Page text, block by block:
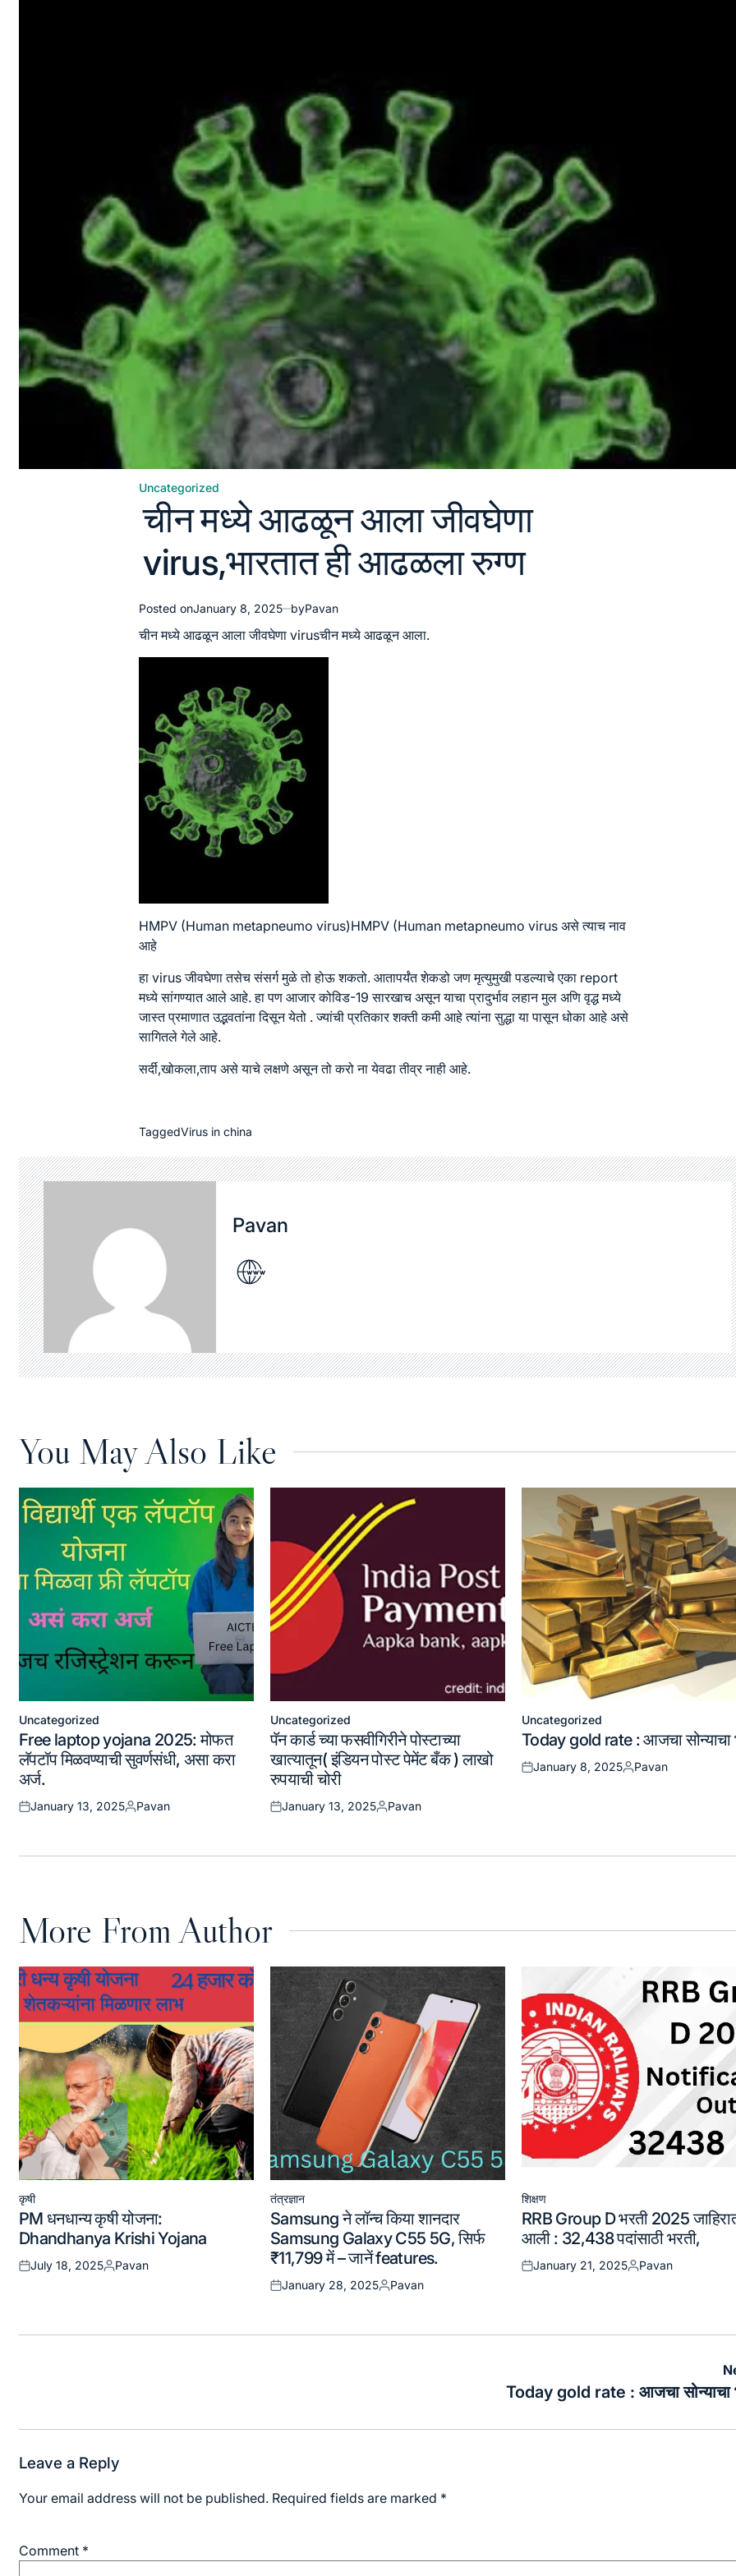
Posted
in
Uncategorized
चीन मध्ये आढळून आला जीवघेणा
virus,भारतात ही आढळला रुग्ण
Posted onJanuary 8, 2025 byPavan
चीन मध्ये आढळून आला जीवघेणा virusचीन मध्ये आढळून आला.
HMPV (Human metapneumo virus)HMPV (Human metapneumo virus असे त्याच नाव
आहे
हा virus जीवघेणा तसेच संसर्ग मुळे तो होऊ शकतो. आतापर्यंत शेकडो जण मृत्युमुखी पडल्याचे एका report
मध्ये सांगण्यात आले आहे. हा पण आजार कोविड-19 सारखाच असून याचा प्रादुर्भाव लहान मुल अणि वृद्ध मध्ये
जास्त प्रमाणात उद्भवतांना दिसून येतो . ज्यांची प्रतिकार शक्ती कमी आहे त्यांना सुद्धा या पासून धोका आहे असे
सागितले गेले आहे.
सर्दी,खोकला,ताप असे याचे लक्षणे असून तो करो ना येवढा तीव्र नाही आहे.
TaggedVirus in china
Pavan
You May Also Like
Posted
in
Uncategorized
Free laptop yojana 2025: मोफत
लॅपटॉप मिळवण्याची सुवर्णसंधी, असा करा
अर्ज.
Posted
January 13, 2025
Posted
Pavan
Posted
in
Uncategorized
पॅन कार्ड च्या फसवीगिरीने पोस्टाच्या
खात्यातून( इंडियन पोस्ट पेमेंट बँक ) लाखो
रुपयाची चोरी
Posted
January 13, 2025
Posted
Pavan
Posted
in
Uncategorized
Today gold rate : आजचा सोन्याचा
Posted
January 8, 2025
Posted
Pavan
More From Author
Posted
in
कृषी
PM धनधान्य कृषी योजना:
Dhandhanya Krishi Yojana
Posted
July 18, 2025
Posted
Pavan
Posted
in
तंत्रज्ञान
Samsung ने लॉन्च किया शानदार
Samsung Galaxy C55 5G, सिर्फ
₹11,799 में – जानें features.
Posted
January 28, 2025
Posted
Pavan
Posted
in
शिक्षण
RRB Group D भरती 2025
आली : 32,438 पदांसाठी भरती,
Posted
January 21, 2025
Posted
Pavan
Today gold rate : आजचा सोन्याचा
Leave a Reply
Your email address will not be published. Required fields are marked *
Comment *